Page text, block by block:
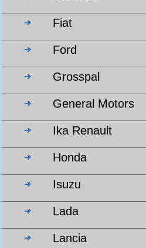
Fiat
Ford
Grosspal
General Motors
Ika Renault
Honda
Isuzu
Lada
Lancia